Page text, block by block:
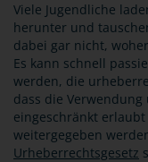
Viele Jugendliche
herunter und
dabei gar nicht,
Es kann schnell
werden, die
dass die
eingeschränkt
weitergegeben
Urheberrechtsgesetz